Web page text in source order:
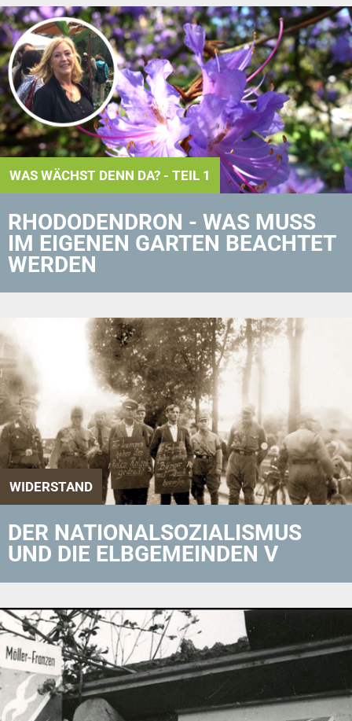
WAS WÄCHST DENN DA? - TEIL 1
RHODODENDRON - WAS MUSS
IM EIGENEN GARTEN BEACHTET
WERDEN
WIDERSTAND
DER NATIONALSOZIALISMUS
UND DIE ELBGEMEINDEN V